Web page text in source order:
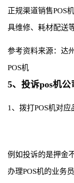
正规渠道销售POS
具维修、耗材配送
参考资料来源：达
POS机
5、投诉pos机
1、拨打POS机对
例如投诉的是押金
办理POS机的业务